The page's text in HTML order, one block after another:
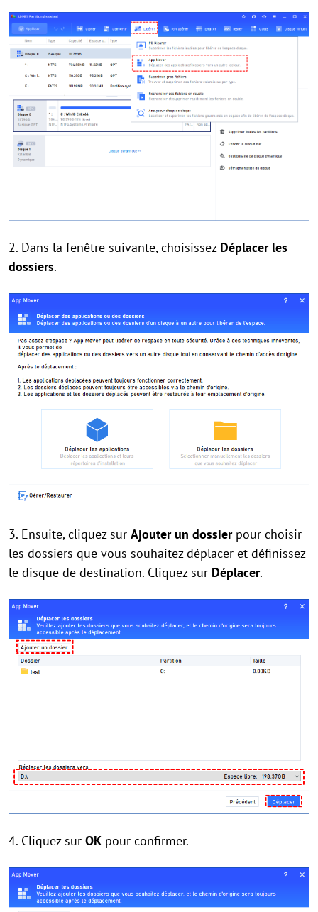
2. Dans la fenêtre suivante, choisissez Déplacer les
dossiers.
3. Ensuite, cliquez sur Ajouter un dossier pour choisir
les dossiers que vous souhaitez déplacer et définissez
le disque de destination. Cliquez sur Déplacer.
4. Cliquez sur OK pour confirmer.